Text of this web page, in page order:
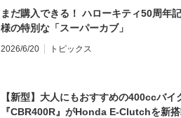
まだ購入できる！ ハローキティ50周年
様の特別な「スーパーカブ」
2026/6/20 トピックス
【新型】大人にもおすすめの400ccバイ
『CBR400R』がHonda E-Clutchを新